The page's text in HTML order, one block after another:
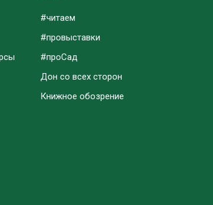
#читаем
#провыставки
#проСад
Дон со всех сторон
Книжное обозрение